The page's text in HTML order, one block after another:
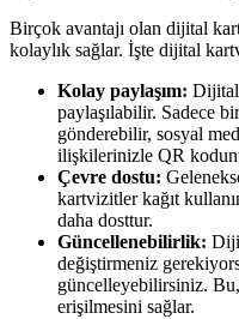
Birçok avantajı olan dijital
kolaylık sağlar. İşte dijital
Kolay paylaşım: Dijital
paylaşılabilir. Sadece
gönderebilir, sosyal
ilişkilerinizle QR
Çevre dostu:
kartvizitler kağıt
daha dosttur.
Güncellenebilirlik:
değiştirmeniz
güncelleyebilirsiniz.
erişilmesini sağlar.